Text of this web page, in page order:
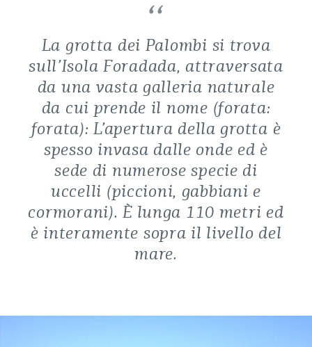
La grotta dei Palombi si trova
sull’Isola Foradada, attraversata
da una vasta galleria naturale
da cui prende il nome (forata:
forata): L’apertura della grotta è
spesso invasa dalle onde ed è
sede di numerose specie di
uccelli (piccioni, gabbiani e
cormorani). È lunga 110 metri ed
è interamente sopra il livello del
mare.